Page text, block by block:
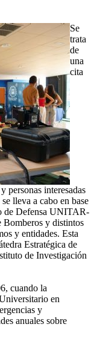
Se
trata
de
una
cita
personas interesadas
lleva a cabo en base
de Defensa UNITAR-
Bomberos y distintos
y entidades. Esta
Estratégica de
de Investigación
cuando la
en
y
anuales sobre